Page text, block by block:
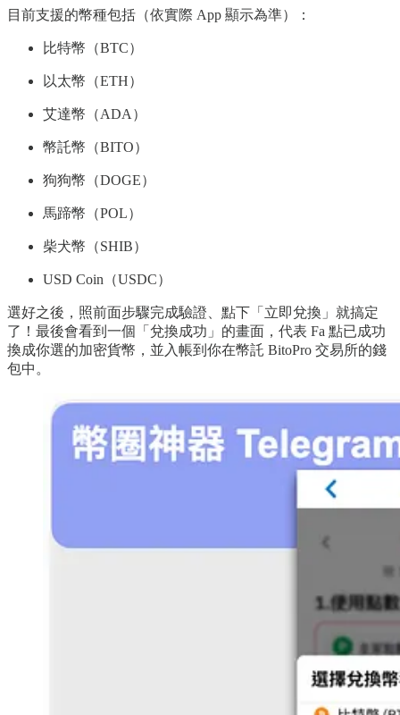
目前支援的幣種包括（依實際 App 顯示為準）：
比特幣（BTC）
以太幣（ETH）
艾達幣（ADA）
幣託幣（BITO）
狗狗幣（DOGE）
馬蹄幣（POL）
柴犬幣（SHIB）
USD Coin（USDC）
選好之後，照前面步驟完成驗證、點下「立即兌換」就搞定
了！最後會看到一個「兌換成功」的畫面，代表 Fa 點已成功
換成你選的加密貨幣，並入帳到你在幣託 BitoPro 交易所的錢
包中。